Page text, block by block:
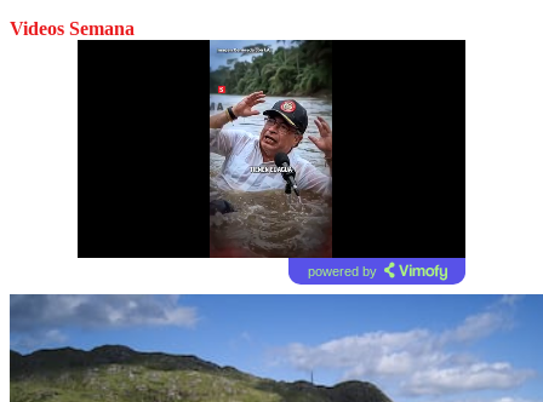
Videos Semana
powered by